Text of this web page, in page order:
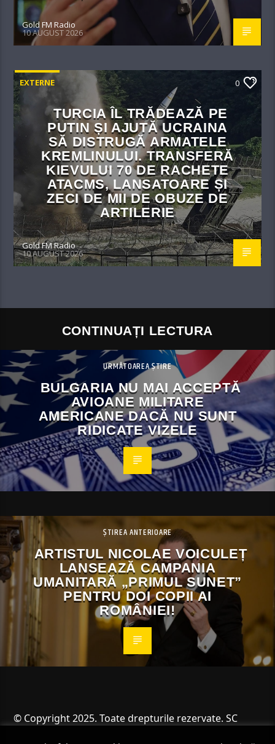
Gold FM Radio
10 AUGUST 2026
EXTERNE 0
TURCIA ÎL TRĂDEAZĂ PE
PUTIN ȘI AJUTĂ UCRAINA
SĂ DISTRUGĂ ARMATELE
KREMLINULUI. TRANSFERĂ
KIEVULUI 70 DE RACHETE
ATACMS, LANSATOARE ȘI
ZECI DE MII DE OBUZE DE
ARTILERIE
Gold FM Radio
10 AUGUST 2026
CONTINUAȚI LECTURA
URMĂTOAREA ȘTIRE
BULGARIA NU MAI ACCEPTĂ
AVIOANE MILITARE
AMERICANE DACĂ NU SUNT
RIDICATE VIZELE
ȘTIREA ANTERIOARE
ARTISTUL NICOLAE VOICULEȚ
LANSEAZĂ CAMPANIA
UMANITARĂ „PRIMUL SUNET”
PENTRU DOI COPII AI
ROMÂNIEI!
© Copyright 2025. Toate drepturile rezervate. SC